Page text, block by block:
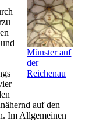
Münster auf
der
Reichenau
auf den
Im Allgemeinen